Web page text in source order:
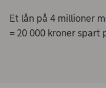
Et lån på 4 millioner
= 20 000 kroner spart